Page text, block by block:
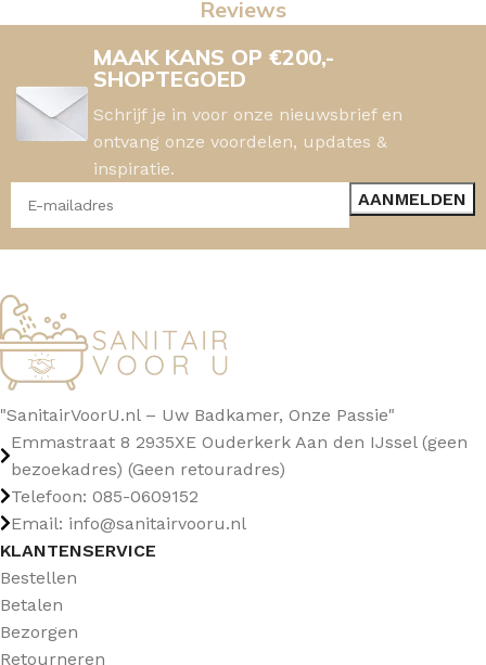
Reviews
MAAK KANS OP €200,-
SHOPTEGOED
Schrijf je in voor onze nieuwsbrief en
ontvang onze voordelen, updates &
inspiratie.
"SanitairVoorU.nl – Uw Badkamer, Onze Passie"
Emmastraat 8 2935XE Ouderkerk Aan den IJssel (geen
bezoekadres) (Geen retouradres)
Telefoon: 085-0609152
Email: info@sanitairvooru.nl
KLANTENSERVICE
Bestellen
Betalen
Bezorgen
Retourneren